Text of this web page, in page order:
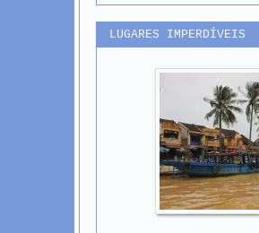
LUGARES IMPERDÍVEIS